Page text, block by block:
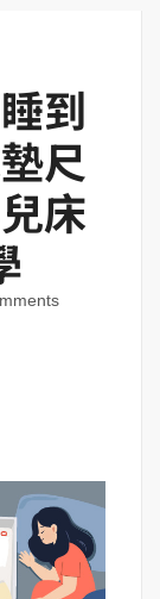
到
尺
床